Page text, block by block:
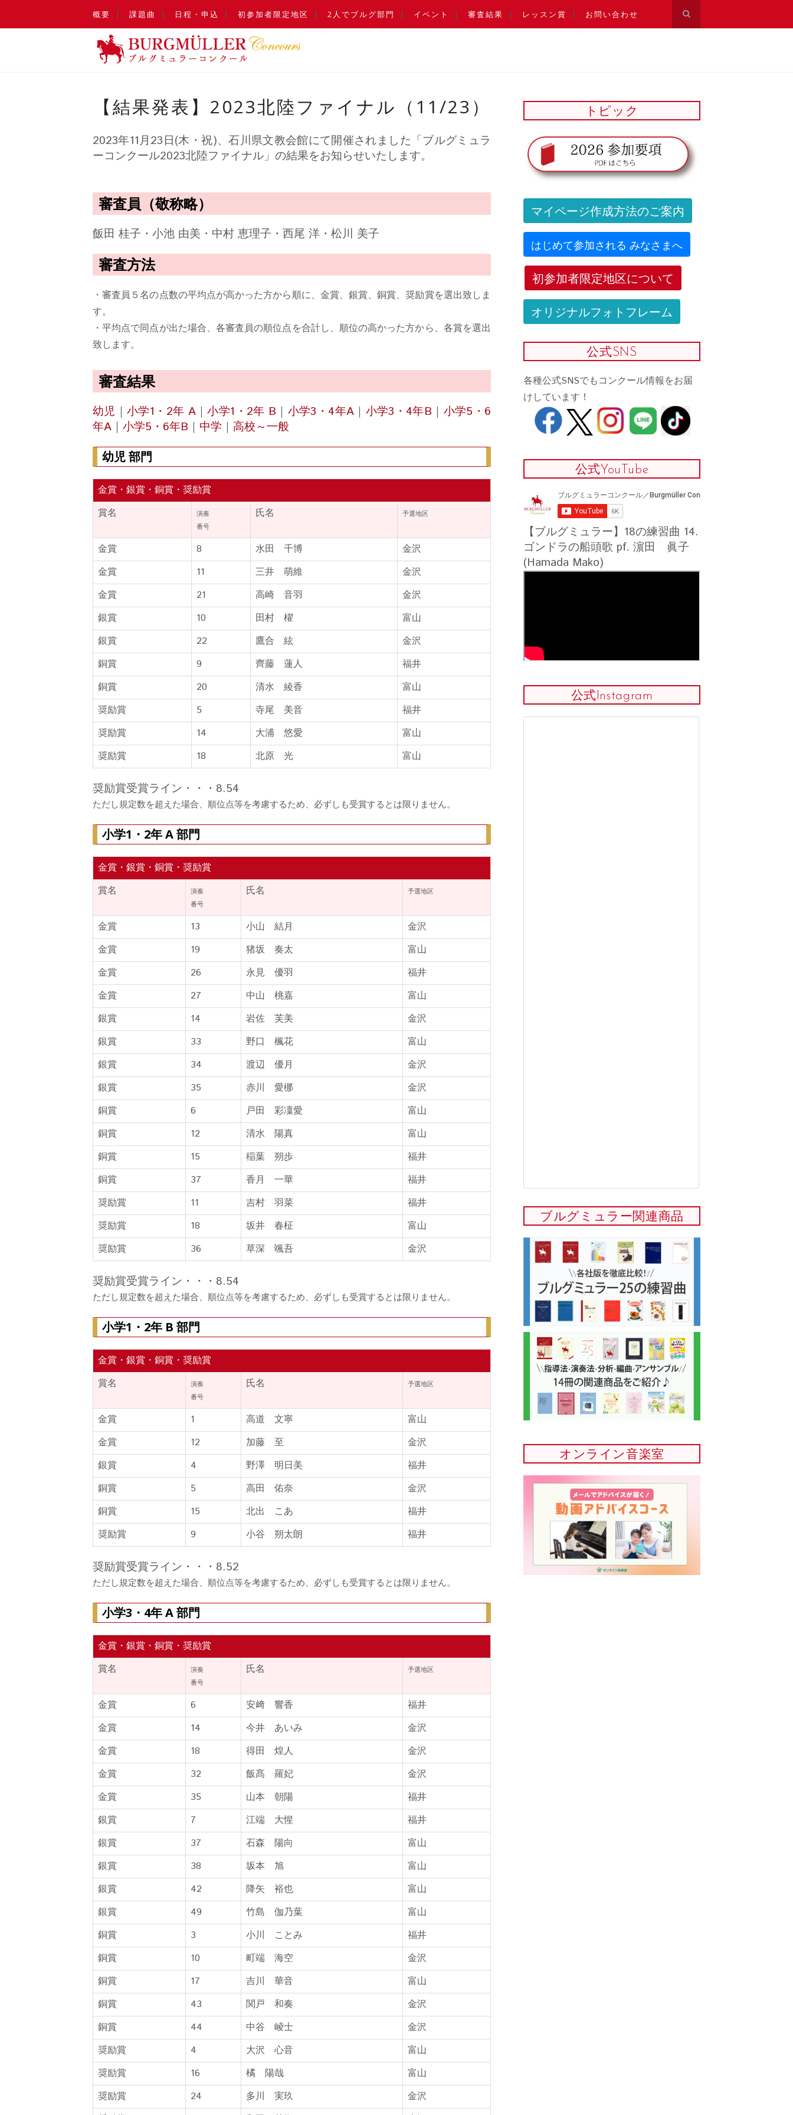
概要 課題曲 日程・申込 初参加者限定地区 2人でブルグ部門 イベント 審査結果 レッスン賞 お問い合わせ
【結果発表】2023北陸ファイナル（11/23）
2023年11月23日(木・祝)、石川県文教会館にて開催されました「ブルグミュラ
ーコンクール2023北陸ファイナル」の結果をお知らせいたします。
審査員（敬称略）
飯田 桂子・小池 由美・中村 恵理子・西尾 洋・松川 美子
審査方法
・審査員５名の点数の平均点が高かった方から順に、金賞、銀賞、銅賞、奨励賞を選出致しま
す。
・平均点で同点が出た場合、各審査員の順位点を合計し、順位の高かった方から、各賞を選出
致します。
審査結果
幼児 ｜小学1・2年 A｜小学1・2年 B ｜ 小学3・4年A｜ 小学3・4年B ｜ 小学5・6
年A ｜ 小学5・6年B ｜ 中学 ｜ 高校～一般
幼児 部門
金賞・銀賞・銅賞・奨励賞
賞名
演奏
番号
氏名 予選地区
金賞 8 水田 千博
金沢
金賞
11 三井 萌維
金沢
金賞
21 高崎 音羽
金沢
銀賞
10 田村 櫂
富山
銀賞
22 鷹合 絃
金沢
銅賞
9 齊藤 蓮人
福井
銅賞
20 清水 綾香
富山
奨励賞
5 寺尾 美音
福井
奨励賞
14 大浦 悠愛
富山
奨励賞
18 北原 光 富山
奨励賞受賞ライン・・・8.54
ただし規定数を超えた場合、順位点等を考慮するため、必ずしも受賞するとは限りません。
小学1・2年 A 部門
金賞・銀賞・銅賞・奨励賞
賞名
演奏
番号
氏名 予選地区
金賞 13 小山 結月
金沢
金賞
19 猪坂 奏太
富山
金賞
26 永見 優羽
福井
金賞
27 中山 桃嘉
富山
銀賞
14 岩佐 芙美
金沢
銀賞
33 野口 楓花
富山
銀賞
34 渡辺 優月
金沢
銀賞
35 赤川 愛梛
金沢
銅賞
6 戸田 彩凜愛
富山
銅賞
12 清水 陽真
富山
銅賞
15 稲葉 朔歩
福井
銅賞
37 香月 一華
福井
奨励賞
11 吉村 羽菜
福井
奨励賞
18 坂井 春柾
富山
奨励賞
36 草深 颯吾 金沢
奨励賞受賞ライン・・・8.54
ただし規定数を超えた場合、順位点等を考慮するため、必ずしも受賞するとは限りません。
小学1・2年 B 部門
金賞・銀賞・銅賞・奨励賞
賞名
演奏
番号
氏名 予選地区
金賞 1 高道 文寧
富山
金賞
12 加藤 至
金沢
銀賞
4 野澤 明日美
福井
銅賞
5 高田 佑奈
金沢
銅賞
15 北出 こあ
福井
奨励賞
9 小谷 朔太朗 福井
奨励賞受賞ライン・・・8.52
ただし規定数を超えた場合、順位点等を考慮するため、必ずしも受賞するとは限りません。
小学3・4年 A 部門
金賞・銀賞・銅賞・奨励賞
賞名
演奏
番号
氏名 予選地区
金賞 6 安﨑 響香
福井
金賞
14 今井 あいみ
金沢
金賞
18 得田 煌人
金沢
金賞
32 飯髙 羅妃
金沢
金賞
35 山本 朝陽
福井
銀賞
7 江端 大惺
福井
銀賞
37 石森 陽向
富山
銀賞
38 坂本 旭
富山
銀賞
42 降矢 裕也
富山
銀賞
49 竹島 伽乃葉
富山
銅賞
3 小川 ことみ
福井
銅賞
10 町端 海空
金沢
銅賞
17 吉川 華音
富山
銅賞
43 関戸 和奏
金沢
銅賞
44 中谷 崚士
金沢
奨励賞
4 大沢 心音
富山
奨励賞
16 橘 陽哉
富山
奨励賞
24 多川 実玖
金沢
トピック
マイページ作成方法のご案内
はじめて参加される みなさまへ
初参加者限定地区について
オリジナルフォトフレーム
公式SNS
各種公式SNSでもコンクール情報をお届
けしています！
公式YouTube
【ブルグミュラー】18の練習曲 14.
ゴンドラの船頭歌 pf. 濵田 眞子
(Hamada Mako)
公式Instagram
ブルグミュラー関連商品
オンライン音楽室